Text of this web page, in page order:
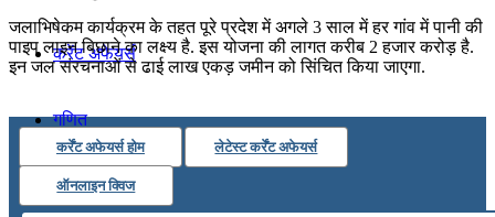
करेंट अफेयर्स
गणित
तर्कशक्ति
जलाभिषेकम कार्यक्रम के तहत पूरे प्रदेश में अगले 3 साल में हर गांव में पानी की
पाइप लाइन बिछाने का लक्ष्य है. इस योजना की लागत करीब 2 हजार करोड़ है.
इन जल संरचनाओं से ढाई लाख एकड़ जमीन को सिंचित किया जाएगा.
कर्रेंट अफेयर्स होम लेटेस्ट कर्रेंट अफेयर्स
ऑनलाइन क्विज